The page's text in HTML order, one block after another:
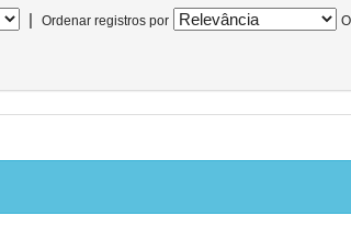
| Ordenar registros por